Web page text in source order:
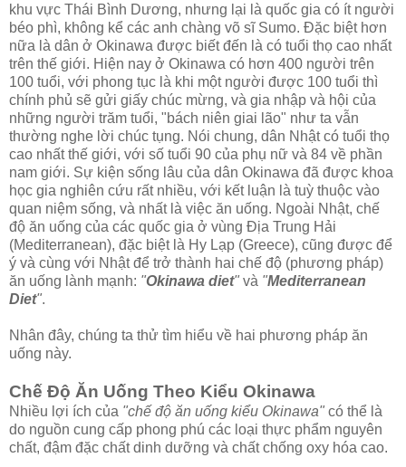
khu vực Thái Bình Dương, nhưng lại là quốc gia có ít người
béo phì, không kể các anh chàng võ sĩ Sumo. Đặc biệt hơn
nữa là dân ở Okinawa được biết đến là có tuổi thọ cao nhất
trên thế giới. Hiện nay ở Okinawa có hơn 400 người trên
100 tuổi, với phong tục là khi một người được 100 tuổi thì
chính phủ sẽ gửi giấy chúc mừng, và gia nhập và hội của
những người trăm tuổi, "bách niên giai lão" như ta vẫn
thường nghe lời chúc tụng. Nói chung, dân Nhật có tuổi thọ
cao nhất thế giới, với số tuổi 90 của phụ nữ và 84 về phần
nam giới. Sự kiện sống lâu của dân Okinawa đã được khoa
học gia nghiên cứu rất nhiều, với kết luận là tuỳ thuộc vào
quan niệm sống, và nhất là việc ăn uống. Ngoài Nhật, chế
độ ăn uống của các quốc gia ở vùng Địa Trung Hải
(Mediterranean), đặc biệt là Hy Lạp (Greece), cũng được để
ý và cùng với Nhật để trở thành hai chế độ (phương pháp)
ăn uống lành mạnh: "Okinawa diet" và "Mediterranean
Diet".
Nhân đây, chúng ta thử tìm hiểu về hai phương pháp ăn
uống này.
Chế Độ Ăn Uống Theo Kiểu Okinawa
Nhiều lợi ích của "chế độ ăn uống kiểu Okinawa" có thể là
do nguồn cung cấp phong phú các loại thực phẩm nguyên
chất, đậm đặc chất dinh dưỡng và chất chống oxy hóa cao.